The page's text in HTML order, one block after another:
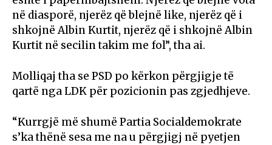
në diasporë, njerëz që blejnë like, njerëz që i
shkojnë Albin Kurtit, njerëz që i shkojnë Albin
Kurtit në secilin takim me fol”, tha ai.
Molliqaj tha se PSD po kërkon përgjigje të
qartë nga LDK për pozicionin pas zgjedhjeve.
“Kurrgjë më shumë Partia Socialdemokrate
s’ka thënë sesa me na u përgjigj në pyetjen